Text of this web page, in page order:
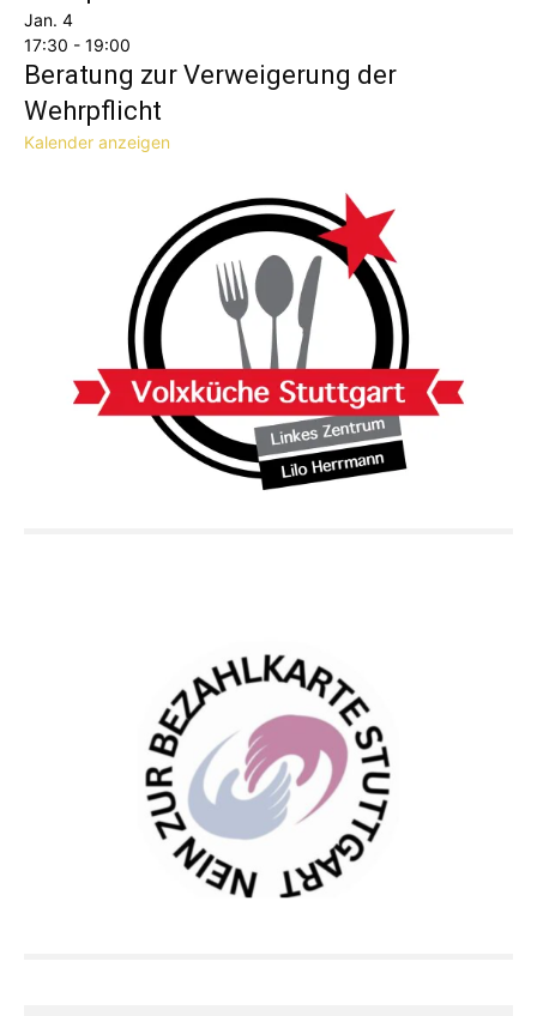
Jan. 4
17:30 - 19:00
Beratung zur Verweigerung der
Wehrpflicht
Kalender anzeigen